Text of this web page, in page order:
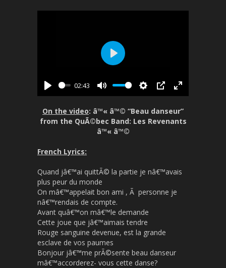
P
a
02:43
M
u
t
e
S
t
s
P
P
E
n
t
l
P
a
y
On the video: â™« â™© “Beau danseur”
from the QuÃ©bec Band: Les Revenants
â™« â™©
French Lyrics:
Quand jâ€™ai quittÃ© la partie je nâ€™avais
plus peur du monde
On mâ€™appelait bon ami , Ã personne je
nâ€™rendais de compte.
Avant quâ€™on mâ€™le demande
Cette joue que jâ€™aimais tendre
Rouge sanguine devenue, est la grande
esclave de vos paumes
Bonjour jâ€™me prÃ©sente beau danseur
mâ€™accorderez- vous cette danse?